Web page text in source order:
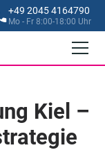
+49 2045 4164790
Mo - Fr 8:00-18:00 Uhr
Kiel –